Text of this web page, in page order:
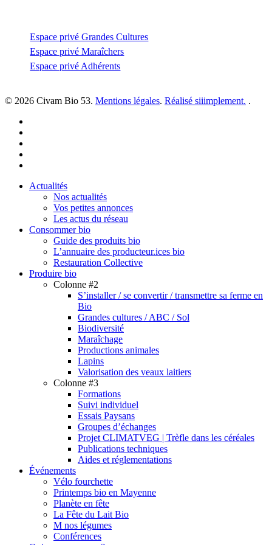
Espace privé Grandes Cultures
Espace privé Maraîchers
Espace privé Adhérents
© 2026 Civam Bio 53. Mentions légales. Réalisé siiimplement. .
Close
Actualités
Nos actualités
Vos petites annonces
Les actus du réseau
Consommer bio
Guide des produits bio
L’annuaire des producteur.ices bio
Restauration Collective
Produire bio
Colonne #2
S’installer / se convertir / transmettre sa ferme en
Bio
Grandes cultures / ABC / Sol
Biodiversité
Maraîchage
Productions animales
Lapins
Valorisation des veaux laitiers
Colonne #3
Formations
Suivi individuel
Essais Paysans
Groupes d’échanges
Projet CLIMATVEG | Trèfle dans les céréales
Publications techniques
Aides et réglementations
Événements
Vélo fourchette
Printemps bio en Mayenne
Planète en fête
La Fête du Lait Bio
M nos légumes
Conférences